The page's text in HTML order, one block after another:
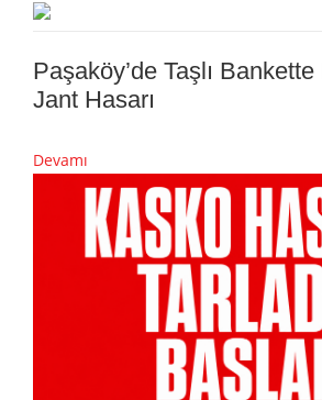
Paşaköy’de Taşlı
Jant Hasarı
Devamı